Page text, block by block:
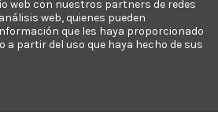
web con nuestros partners de redes
web, quienes pueden
que les haya proporcionado
a partir del uso que haya hecho de sus